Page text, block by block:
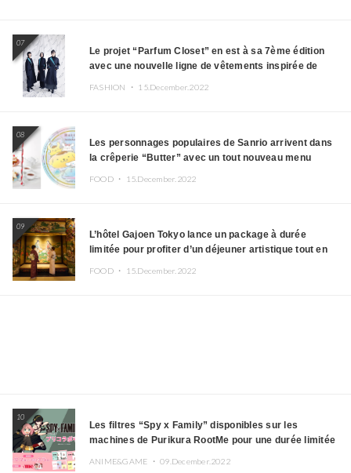
07
Le projet “Parfum Closet” en est à sa 7ème édition
avec une nouvelle ligne de vêtements inspirée de
FASHION ・ 15.December.2022
08
Les personnages populaires de Sanrio arrivent dans
la crêperie “Butter” avec un tout nouveau menu
FOOD ・ 15.December.2022
09
L’hôtel Gajoen Tokyo lance un package à durée
limitée pour profiter d’un déjeuner artistique tout en
FOOD ・ 15.December.2022
10
Les filtres “Spy x Family” disponibles sur les
machines de Purikura RootMe pour une durée limitée
ANIME&GAME ・09.December.2022